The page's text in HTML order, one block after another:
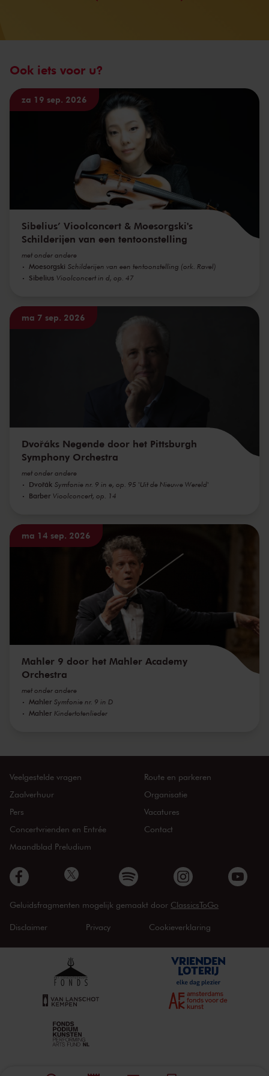
Ook iets voor u?
za 19 sep. 2026
Sibelius’ Vioolconcert & Moesorgski's
Schilderijen van een tentoonstelling
met onder andere
Moesorgski Schilderijen van een tentoonstelling (ork. Ravel)
Sibelius Vioolconcert in d, op. 47
ma 7 sep. 2026
Dvořáks Negende door het Pittsburgh
Symphony Orchestra
met onder andere
Dvořák Symfonie nr. 9 in e, op. 95 'Uit de Nieuwe Wereld'
Barber Vioolconcert, op. 14
ma 14 sep. 2026
Mahler 9 door het Mahler Academy
Orchestra
met onder andere
Mahler Symfonie nr. 9 in D
Mahler Kindertotenlieder
Veelgestelde vragen
Zaalverhuur
Pers
Concertvrienden en Entrée
Maandblad Preludium
Route en parkeren
Organisatie
Vacatures
Contact
Geluidsfragmenten mogelijk gemaakt door ClassicsToGo
Disclaimer Privacy Cookieverklaring